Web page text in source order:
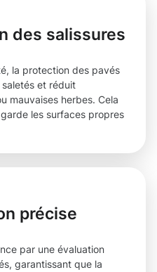
des salissures
la protection des pavés
et réduit
mauvaises herbes. Cela
les surfaces propres
précise
par une évaluation
garantissant que la